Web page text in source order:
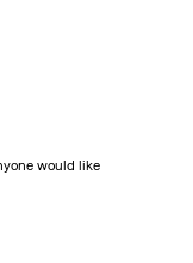
would like